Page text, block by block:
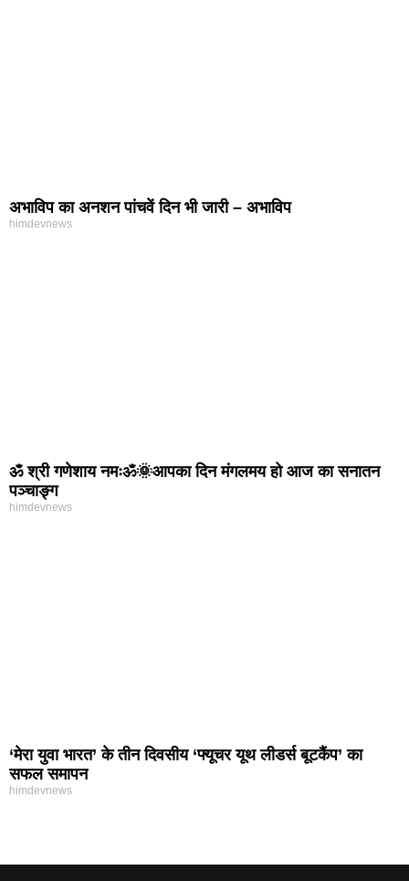
अभाविप का अनशन पांचवें दिन भी जारी – अभाविप
himdevnews
ॐ श्री गणेशाय नमःॐ🌞आपका दिन मंगलमय हो आज का सनातन
पञ्चाङ्ग
himdevnews
‘मेरा युवा भारत’ के तीन दिवसीय ‘फ्यूचर यूथ लीडर्स बूटकैंप’ का
सफल समापन
himdevnews